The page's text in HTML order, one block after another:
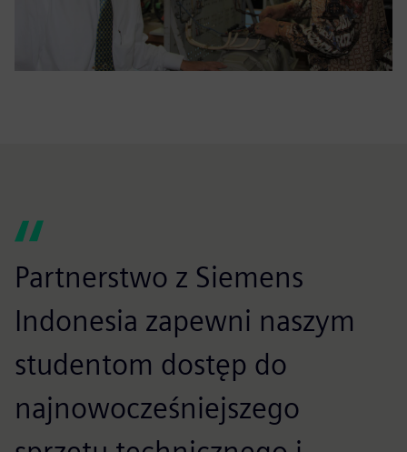
Partnerstwo z Siemens
Indonesia zapewni naszym
studentom dostęp do
najnowocześniejszego